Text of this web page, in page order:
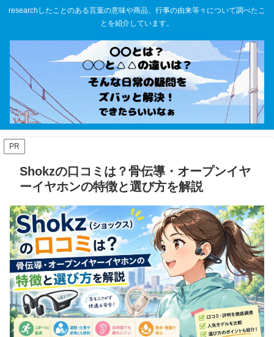
researchしたことのある言葉の意味や商品、行事の由来等々について調べたこ
とを紹介しています。
PR
Shokzの口コミは？骨伝導・オープンイヤ
ーイヤホンの特徴と選び方を解説